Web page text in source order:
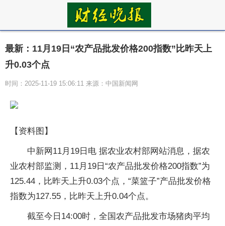
最新：11月19日“农产品批发价格200指数”比昨天上
升0.03个点
时间：2025-11-19 15:06:11 来源：中国新闻网
【资料图】
中新网11月19日电 据农业农村部网站消息，据农
业农村部监测，11月19日“农产品批发价格200指数”为
125.44，比昨天上升0.03个点，“菜篮子”产品批发价格
指数为127.55，比昨天上升0.04个点。
截至今日14:00时，全国农产品批发市场猪肉平均